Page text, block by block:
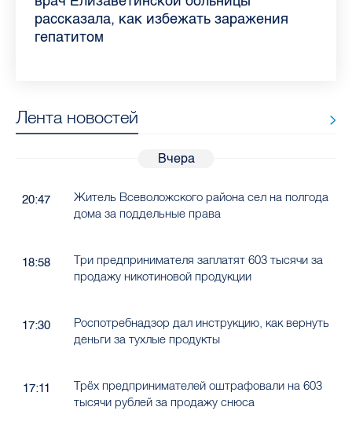
Ленобласти во II квартале 2026 года
рассказала, как избежать заражения
гепатитом
конкурс
работающих родителей
главные вопросы о заболевании
в жару
Лента новостей
Вчера
20:47
Житель Всеволожского района сел на полгода
дома за поддельные права
18:58
Три предпринимателя заплатят 603 тысячи за
продажу никотиновой продукции
17:30
Роспотребнадзор дал инструкцию, как вернуть
деньги за тухлые продукты
17:11
Трёх предпринимателей оштрафовали на 603
тысячи рублей за продажу снюса